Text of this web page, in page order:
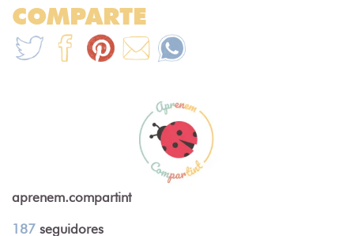
COMPARTE
aprenem.compartint
187 seguidores